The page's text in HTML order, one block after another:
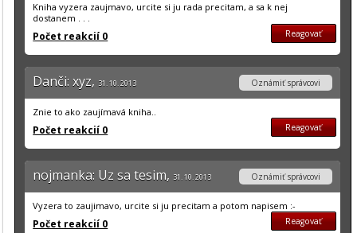
Kniha vyzera zaujmavo, urcite si ju rada precitam, a sa k nej
dostanem . . .
Počet reakcií 0 Reagovať
Danči: xyz, 31. 10. 2013 Oznámiť správcovi
Znie to ako zaujímavá kniha..
Počet reakcií 0 Reagovať
nojmanka: Uz sa tesim, 31. 10. 2013 Oznámiť správcovi
Vyzera to zaujimavo, urcite si ju precitam a potom napisem :-
Počet reakcií 0 Reagovať